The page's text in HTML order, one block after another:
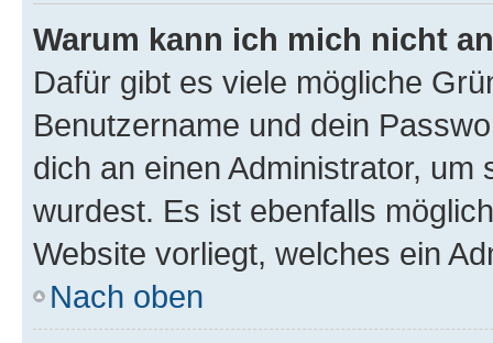
Warum kann ich mich nicht
Dafür gibt es viele mögliche
Benutzername und dein
dich an einen Administrator,
wurdest. Es ist ebenfalls
Website vorliegt, welches ein
Nach oben